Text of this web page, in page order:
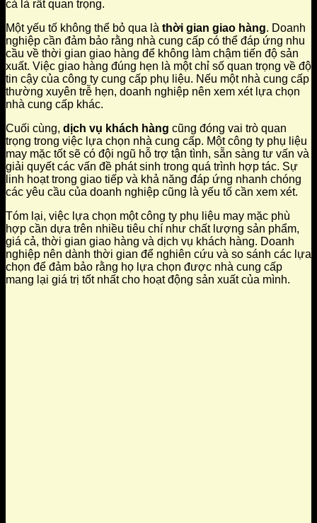
cả là rất quan trọng.
Một yếu tố không thể bỏ qua là thời gian giao hàng. Doanh
nghiệp cần đảm bảo rằng nhà cung cấp có thể đáp ứng nhu
cầu về thời gian giao hàng để không làm chậm tiến độ sản
xuất. Việc giao hàng đúng hẹn là một chỉ số quan trọng về độ
tin cậy của công ty cung cấp phụ liệu. Nếu một nhà cung cấp
thường xuyên trễ hẹn, doanh nghiệp nên xem xét lựa chọn
nhà cung cấp khác.
Cuối cùng, dịch vụ khách hàng cũng đóng vai trò quan
trọng trong việc lựa chọn nhà cung cấp. Một công ty phụ liệu
may mặc tốt sẽ có đội ngũ hỗ trợ tận tình, sẵn sàng tư vấn và
giải quyết các vấn đề phát sinh trong quá trình hợp tác. Sự
linh hoạt trong giao tiếp và khả năng đáp ứng nhanh chóng
các yêu cầu của doanh nghiệp cũng là yếu tố cần xem xét.
Tóm lại, việc lựa chọn một công ty phụ liệu may mặc phù
hợp cần dựa trên nhiều tiêu chí như chất lượng sản phẩm,
giá cả, thời gian giao hàng và dịch vụ khách hàng. Doanh
nghiệp nên dành thời gian để nghiên cứu và so sánh các lựa
chọn để đảm bảo rằng họ lựa chọn được nhà cung cấp
mang lại giá trị tốt nhất cho hoạt động sản xuất của mình.